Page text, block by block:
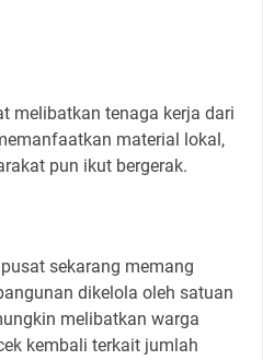
melibatkan tenaga kerja dari
material lokal,
pun ikut bergerak.
sekarang memang
dikelola oleh satuan
melibatkan warga
kembali terkait jumlah